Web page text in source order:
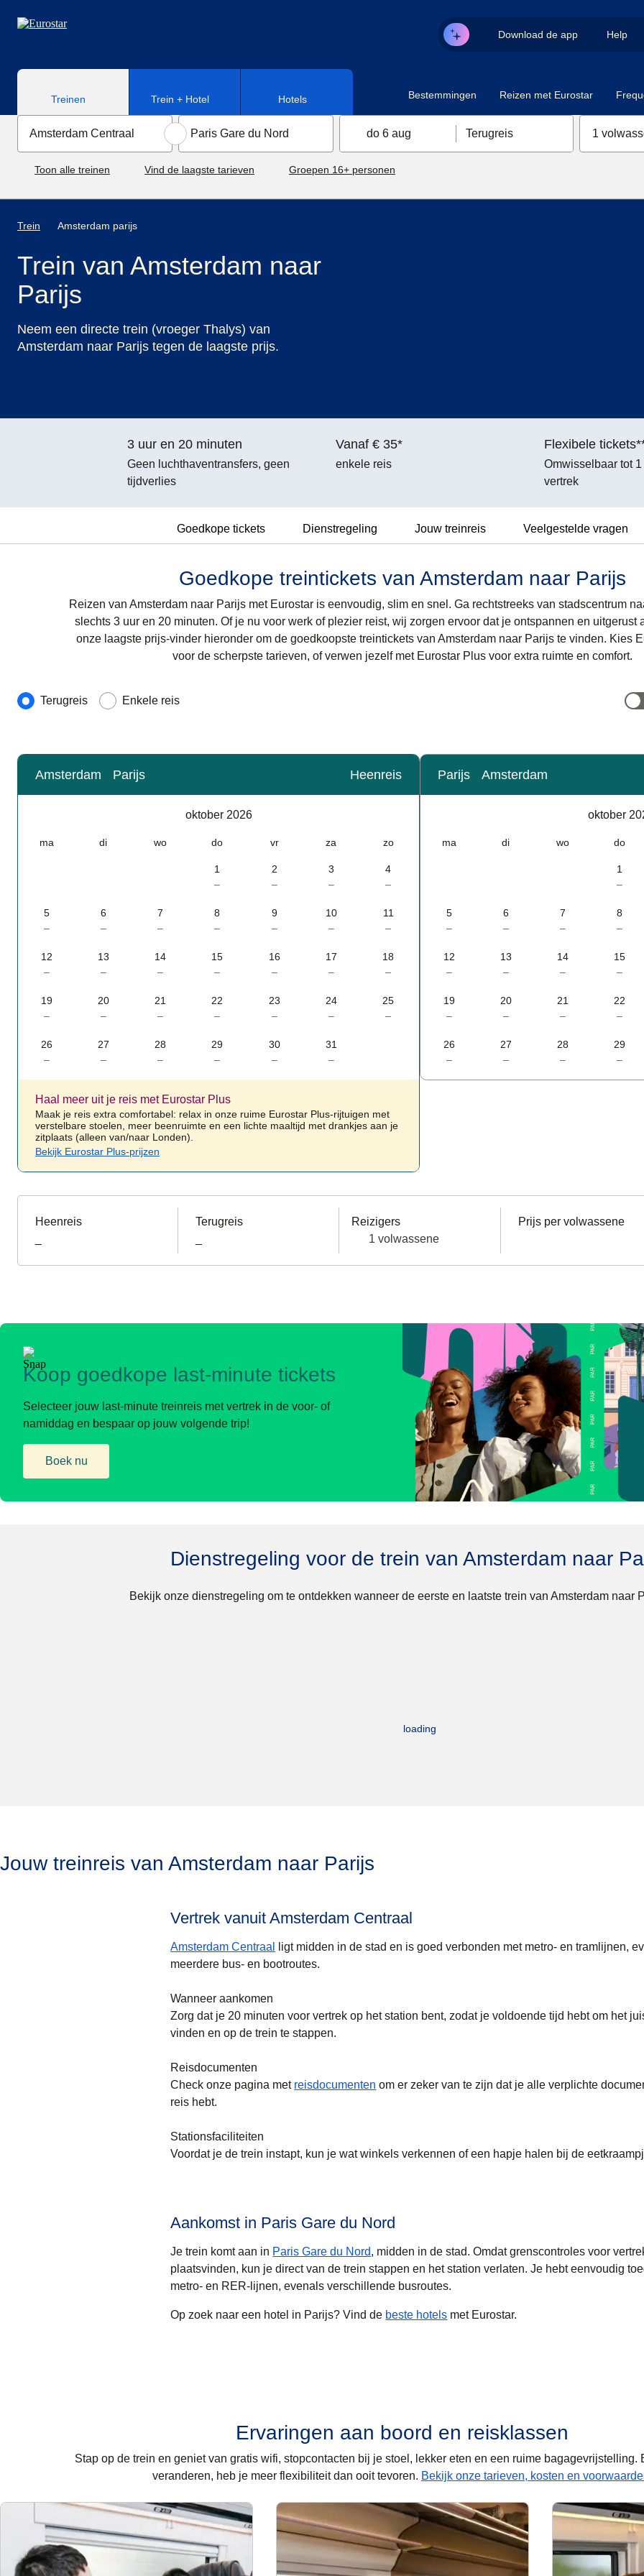
Download de app Help
Treinen Trein + Hotel Hotels Bestemmingen Reizen met Eurostar
do 6 aug Terugreis 1
Toon alle treinen Vind de laagste tarieven Groepen 16+ personen
Trein Amsterdam parijs
Trein van Amsterdam naar
Parijs
Neem een directe trein (vroeger Thalys) van
Amsterdam naar Parijs tegen de laagste prijs.
3 uur en 20 minuten
Geen luchthaventransfers, geen
tijdverlies
Vanaf € 35*
enkele reis
Flexibele
Omwisselbaar tot
vertrek
Goedkope tickets Dienstregeling Jouw treinreis Veelgestelde vragen
Goedkope treintickets van Amsterdam naar Parijs
Reizen van Amsterdam naar Parijs met Eurostar is eenvoudig, slim en snel. Ga rechtstreeks van stadscentrum
slechts 3 uur en 20 minuten. Of je nu voor werk of plezier reist, wij zorgen ervoor dat je ontspannen en uitgerust
onze laagste prijs-vinder hieronder om de goedkoopste treintickets van Amsterdam naar Parijs te vinden. Kies
voor de scherpste tarieven, of verwen jezelf met Eurostar Plus voor extra ruimte en comfort.
Soort reisTerugreis Enkele reis
Kalender -
Amsterdam Parijs Heenreis
oktober 2026
ma di wo do vr za zo
1
–
2
–
3
–
4
–
5
–
6
–
7
–
8
–
9
–
10
–
11
–
12
–
13
–
14
–
15
–
16
–
17
–
18
–
19
–
20
–
21
–
22
–
23
–
24
–
25
–
26
–
27
–
28
–
29
–
30
–
31
–
Haal meer uit je reis met Eurostar Plus
Maak je reis extra comfortabel: relax in onze ruime Eurostar Plus-rijtuigen met
verstelbare stoelen, meer beenruimte en een lichte maaltijd met drankjes aan je
zitplaats (alleen van/naar Londen).
Bekijk Eurostar Plus-prijzen
Kalender-
Parijs Amsterdam
oktober
ma di wo do
1
–
5
–
6
–
7
–
8
–
12
–
13
–
14
–
15
–
19
–
20
–
21
–
22
–
26
–
27
–
28
–
29
–
Heenreis
Terugreis
Reizigers
1 volwassene
Prijs per volwassene
Koop goedkope last-minute tickets
Selecteer jouw last-minute treinreis met vertrek in de voor- of
namiddag en bespaar op jouw volgende trip!
Boek nu
(opent in een nieuwe tab
Dienstregeling voor de trein van Amsterdam naar
Bekijk onze dienstregeling om te ontdekken wanneer de eerste en laatste trein van Amsterdam naar
loading
Jouw treinreis van Amsterdam naar Parijs
Vertrek vanuit Amsterdam Centraal
Amsterdam Centraal
ligt midden in de stad en is goed verbonden met metro- en tramlijnen,
meerdere bus- en bootroutes.
Wanneer aankomen
Zorg dat je 20 minuten voor vertrek op het station bent, zodat je voldoende tijd hebt om het
vinden en op de trein te stappen.
Reisdocumenten
Check onze pagina met reisdocumenten om er zeker van te zijn dat je alle verplichte
reis hebt.
Stationsfaciliteiten
Voordat je de trein instapt, kun je wat winkels verkennen of een hapje halen bij de
Aankomst in Paris Gare du Nord
Je trein komt aan in Paris Gare du Nord, midden in de stad. Omdat grenscontroles voor
plaatsvinden, kun je direct van de trein stappen en het station verlaten. Je hebt eenvoudig
metro- en RER-lijnen, evenals verschillende busroutes.
Op zoek naar een hotel in Parijs? Vind de beste hotels met Eurostar.
Ervaringen aan boord en reisklassen
Stap op de trein en geniet van gratis wifi, stopcontacten bij je stoel, lekker eten en een ruime bagagevrijstelling.
veranderen, heb je meer flexibiliteit dan ooit tevoren. Bekijk onze tarieven, kosten en